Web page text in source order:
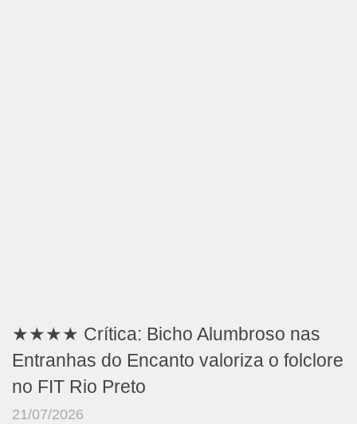
★★★★ Crítica: Bicho Alumbroso nas
Entranhas do Encanto valoriza o folclore
no FIT Rio Preto
21/07/2026